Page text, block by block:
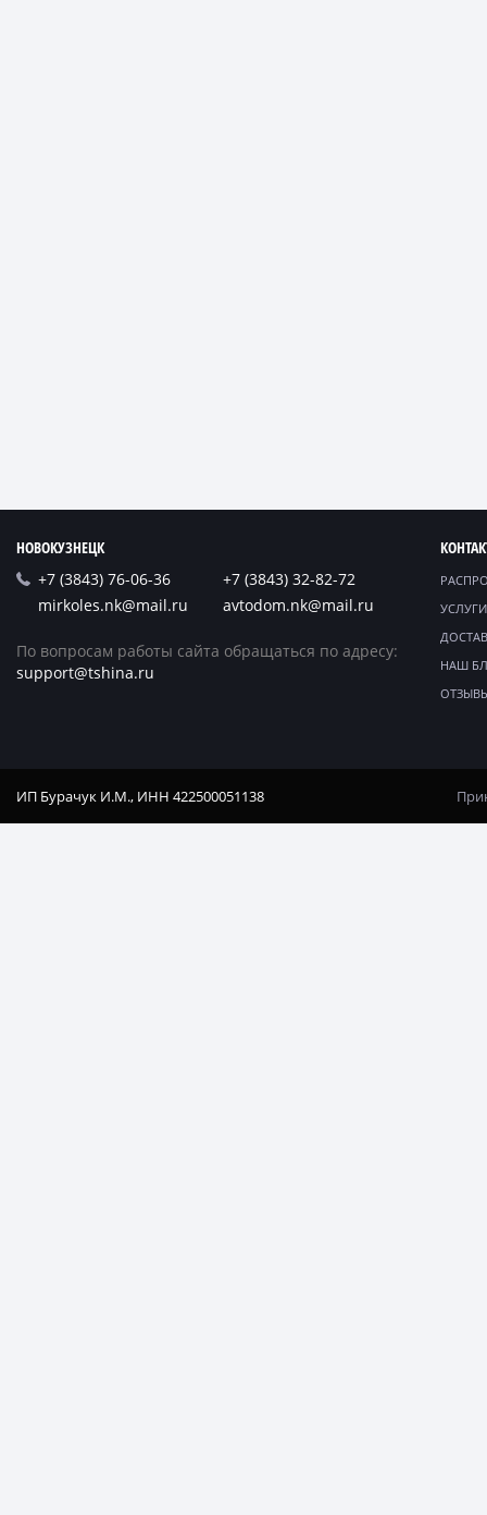
НОВОКУЗНЕЦК
+7 (3843) 76-06-36
+7 (3843) 32-82-72
mirkoles.nk@mail.ru
avtodom.nk@mail.ru
По вопросам работы сайта обращаться по адресу:
support@tshina.ru
НАШ
ИП Бурачук И.М., ИНН 422500051138